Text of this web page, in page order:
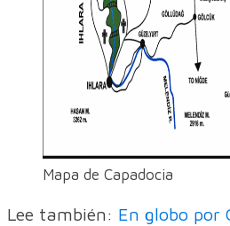
Mapa de Capadocia
Lee también: En globo por